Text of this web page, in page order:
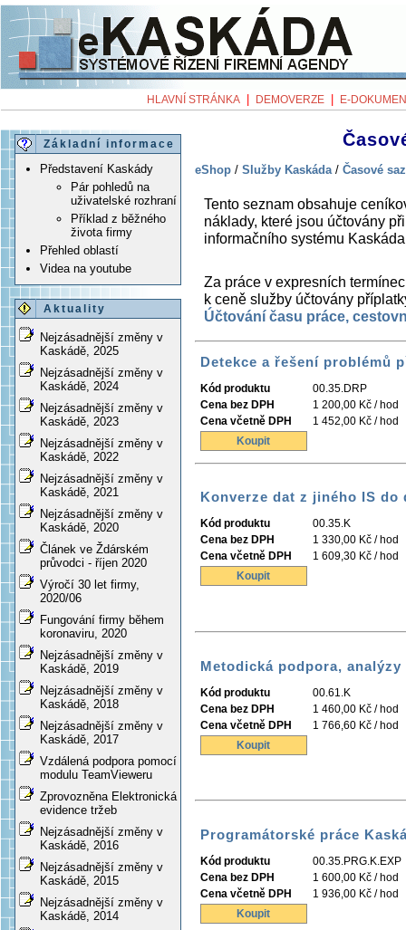
HLAVNÍ STRÁNKA DEMOVERZE E-
Základní informace
Představení Kaskády
Pár pohledů na
uživatelské rozhraní
Příklad z běžného
života firmy
Přehled oblastí
Videa na youtube
Aktuality
Nejzásadnější změny v
Kaskádě, 2025
Nejzásadnější změny v
Kaskádě, 2024
Nejzásadnější změny v
Kaskádě, 2023
Nejzásadnější změny v
Kaskádě, 2022
Nejzásadnější změny v
Kaskádě, 2021
Nejzásadnější změny v
Kaskádě, 2020
Článek ve Ždárském
průvodci - říjen 2020
Výročí 30 let firmy,
2020/06
Fungování firmy během
koronaviru, 2020
Nejzásadnější změny v
Kaskádě, 2019
Nejzásadnější změny v
Kaskádě, 2018
Nejzásadnější změny v
Kaskádě, 2017
Vzdálená podpora pomocí
modulu TeamVieweru
Zprovozněna Elektronická
evidence tržeb
Nejzásadnější změny v
Kaskádě, 2016
Nejzásadnější změny v
Kaskádě, 2015
Nejzásadnější změny v
Kaskádě, 2014
eShop / Služby Kaskáda / Časové
Tento seznam obsahuje
náklady, které jsou účtovány
informačního systému
Za práce v expresních
k ceně služby účtovány
Účtování času práce,
Detekce a řešení problémů
Kód produktu
00.35.DRP
Cena bez DPH
1 200,00 Kč / hod
Cena včetně DPH
1 452,00 Kč / hod
Koupit
Konverze dat z jiného IS do
Kód produktu
00.35.K
Cena bez DPH
1 330,00 Kč / hod
Cena včetně DPH
1 609,30 Kč / hod
Koupit
Metodická podpora, analýzy
Kód produktu
00.61.K
Cena bez DPH
1 460,00 Kč / hod
Cena včetně DPH
1 766,60 Kč / hod
Koupit
Programátorské práce
Kód produktu
00.35.PRG.K.EXP
Cena bez DPH
1 600,00 Kč / hod
Cena včetně DPH
1 936,00 Kč / hod
Koupit